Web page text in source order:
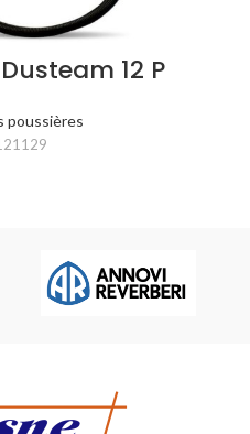
12 P
poussières